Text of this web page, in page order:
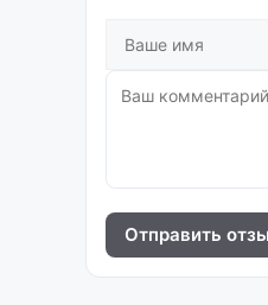
Отправить